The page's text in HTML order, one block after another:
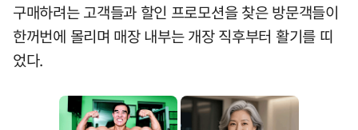
구매하려는 고객들과 할인 프로모션을 찾은 방문객들이
한꺼번에 몰리며 매장 내부는 개장 직후부터 활기를 띠
었다.